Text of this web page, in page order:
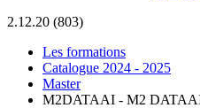
2.12.20 (803)
Les formations
Catalogue 2024 - 2025
Master
M2DATAAI - M2